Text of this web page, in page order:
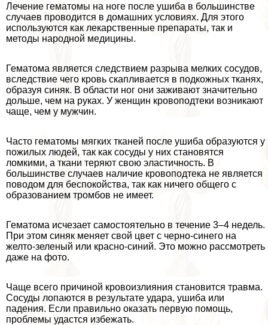
Лечение гематомы на ноге после ушиба в большинстве
случаев проводится в домашних условиях. Для этого
используются как лекарственные препараты, так и
методы народной медицины.
Гематома является следствием разрыва мелких сосудов,
вследствие чего кровь скапливается в подкожных тканях,
образуя синяк. В области ног они заживают значительно
дольше, чем на руках. У женщин кровоподтеки возникают
чаще, чем у мужчин.
Часто гематомы мягких тканей после ушиба образуются у
пожилых людей, так как сосуды у них становятся
ломкими, а ткани теряют свою эластичность. В
большинстве случаев наличие кровоподтека не является
поводом для беспокойства, так как ничего общего с
образованием тромбов не имеет.
Гематома исчезает самостоятельно в течение 3–4 недель.
При этом синяк меняет свой цвет с черно-синего на
желто-зеленый или красно-синий. Это можно рассмотреть
даже на фото.
Чаще всего причиной кровоизлияния становится травма.
Сосуды лопаются в результате удара, ушиба или
падения. Если правильно оказать первую помощь,
проблемы удастся избежать.